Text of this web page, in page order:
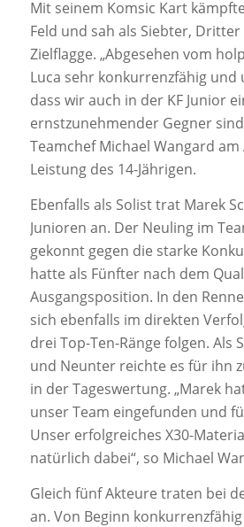
Mit seinem Komsic Kart
Feld und sah als Siebter,
Zielflagge. „Abgesehen vom
Luca sehr konkurrenzfähig
dass wir auch in der KF Junior
ernstzunehmender Gegner
Teamchef Michael Wangard am
Leistung des 14-Jährigen.
Ebenfalls als Solist trat Marek
Junioren an. Der Neuling im
gekonnt gegen die starke
hatte als Fünfter nach dem
Ausgangsposition. In den
sich ebenfalls im direkten
drei Top-Ten-Ränge folgen. Als
und Neunter reichte es für ihn
in der Tageswertung. „Marek
unser Team eingefunden und
Unser erfolgreiches X30-
natürlich dabei“, so Michael
Gleich fünf Akteure traten bei
an. Von Beginn